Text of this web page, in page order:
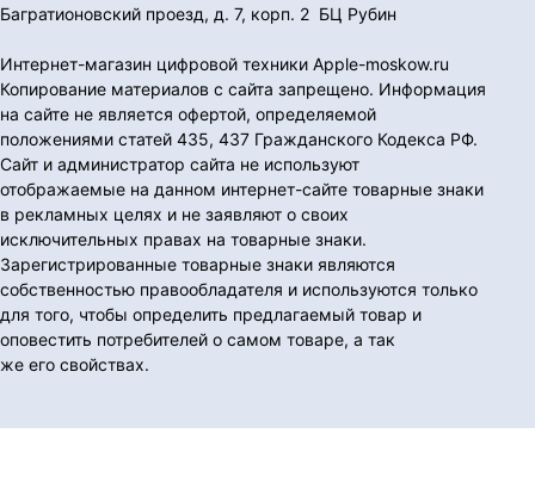
Багратионовский проезд, д. 7, корп. 2 БЦ Рубин
Интернет-магазин цифровой техники Apple-moskow.ru
Копирование материалов с сайта запрещено. Информация
на сайте не является офертой, определяемой
положениями статей 435, 437 Гражданского Кодекса РФ.
Сайт и администратор сайта не используют
отображаемые на данном интернет-сайте товарные знаки
в рекламных целях и не заявляют о своих
исключительных правах на товарные знаки.
Зарегистрированные товарные знаки являются
собственностью правообладателя и используются только
для того, чтобы определить предлагаемый товар и
оповестить потребителей о самом товаре, а так
же его свойствах.